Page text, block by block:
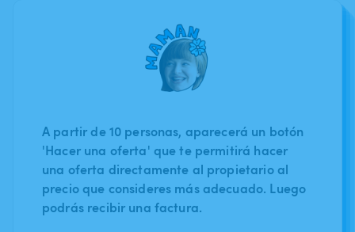
A partir de 10 personas, aparecerá un botón
'Hacer una oferta' que te permitirá hacer
una oferta directamente al propietario al
precio que consideres más adecuado. Luego
podrás recibir una factura.